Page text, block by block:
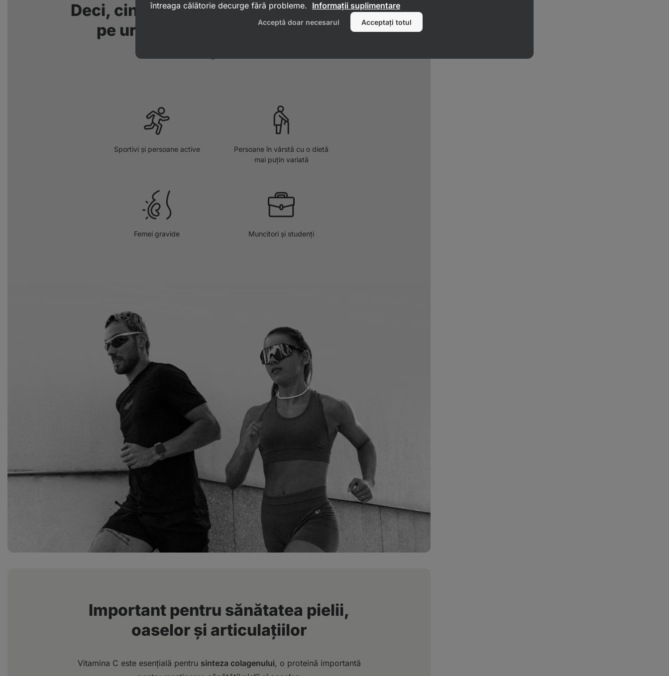
Deci, cine va beneficia cel mai mult de
pe urma vitaminei C lipozomale
Sportivi și persoane active
Persoane în vârstă cu o dietă
mai puțin variată
Femei gravide Muncitori și studenți
Important pentru sănătatea pielii,
oaselor și articulațiilor
Vitamina C este esențială pentru sinteza colagenului, o proteină importantă
întreaga călătorie decurge fără probleme. Informații suplimentare
Acceptă doar necesarul Acceptați totul